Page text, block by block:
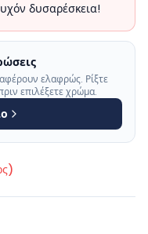
δυσαρέσκεια!
ελαφρώς. Ρίξτε
επιλέξετε χρώμα.